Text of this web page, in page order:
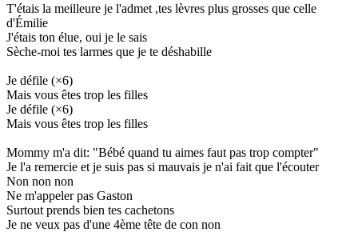
T'étais la meilleure je l'admet ,tes lèvres plus grosses que celle
d'Émilie
J'étais ton élue, oui je le sais
Sèche-moi tes larmes que je te déshabille
Je défile (×6)
Mais vous êtes trop les filles
Je défile (×6)
Mais vous êtes trop les filles
Mommy m'a dit: "Bébé quand tu aimes faut pas trop compter"
Je l'a remercie et je suis pas si mauvais je n'ai fait que l'écouter
Non non non
Ne m'appeler pas Gaston
Surtout prends bien tes cachetons
Je ne veux pas d'une 4ème tête de con non